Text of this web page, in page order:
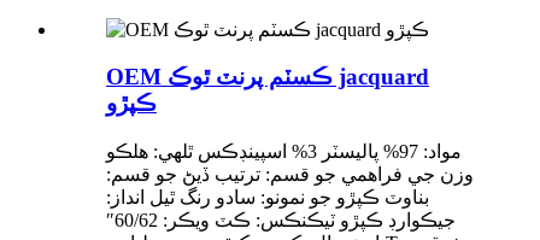
OEM ڪسٽم پرنٽ ٿوڪ jacquard
ڪپڙو
مواد: 97% پاليسٽر 3% اسپينڊڪس ٿلهي: هلڪو
وزن جي فراهمي جو قسم: ترتيب ڏيڻ جو قسم:
بناوٽ ڪپڙو جو نمونو: سادو رنگ ٿيل انداز:
جيڪوارڊ ڪپڙو ٽيڪنڪس: ڪٽ ويڪر: 60/62″